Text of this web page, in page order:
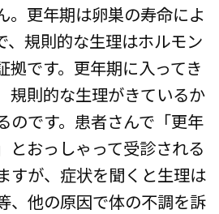
。更年期は卵巣の寿命によ
、規則的な生理はホルモン
拠です。更年期に入ってき
規則的な生理がきているか
のです。患者さんで「更年
とおっしゃって受診される
すが、症状を聞くと生理は
、他の原因で体の不調を訴